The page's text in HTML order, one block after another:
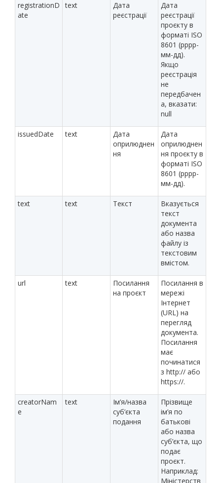
registrationD
ate
text
Дата
реєстрації
Дата
реєстрації
проєкту в
форматі ISO
8601 (рррр-
мм-дд).
Якщо
реєстрація
не
передбачен
а, вказати:
null
issuedDate text
Дата
оприлюднен
ня
Дата
оприлюднен
ня проєкту в
форматі ISO
8601 (рррр-
мм-дд).
text text Текст
Вказується
текст
документа
або назва
файлу із
текстовим
вмістом.
url text
Посилання
на проєкт
Посилання в
мережі
Інтернет
(URL) на
перегляд
документа.
Посилання
має
починатися
з http:// або
https://.
creatorNam
e
text
Ім’я/назва
суб’єкта
подання
Прізвище
ім’я по
батькові
або назва
суб’єкта, що
подає
проєкт.
Наприклад:
Міністерств